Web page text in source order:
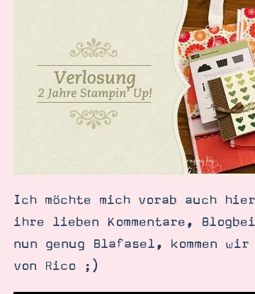
Datenschutz
SUCHE
Ich möchte mich vorab auch
ihre lieben Kommentare,
nun genug Blafasel, kommen
von Rico ;)